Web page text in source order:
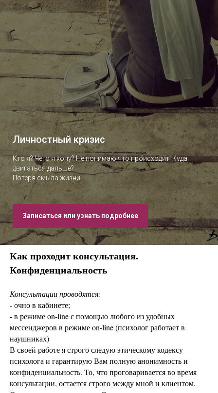
Личностный кризис
Кто я? Чего я хочу? Не понимаю что происходит. Куда
двигаться дальше?
Потеря смыла жизни.
Записаться или узнать подробнее
Как проходит консультация.
Конфиденциальность
Консультации проводятся:
- очно в кабинете;
- в режиме on-line с помощью любого из удобных
мессенджеров в режиме on-line (психолог работает в
наушниках)
В своей работе я строго следую этическому кодексу
психолога и гарантирую Вам полную анонимность и
конфиденциальность. То, что проговаривается во время
консультации, остается строго между мной и клиентом.